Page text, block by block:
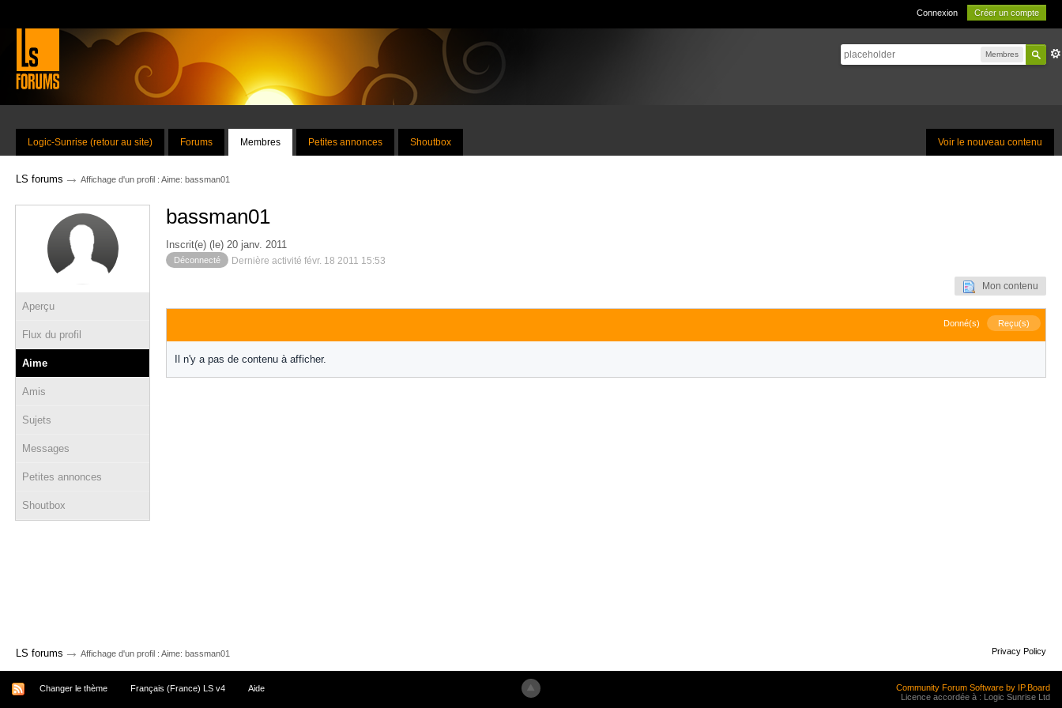
Connexion Créer un compte
Membres
Voir le nouveau contenu
Logic-Sunrise (retour au site) Forums Membres Petites annonces Shoutbox
LS forums → Affichage d'un profil : Aime: bassman01
Aperçu
Flux du profil
Aime
Amis
Sujets
Messages
Petites annonces
Shoutbox
bassman01
Inscrit(e) (le) 20 janv. 2011
Déconnecté Dernière activité févr. 18 2011 15:53
Mon contenu
Donné(s) Reçu(s)
Il n'y a pas de contenu à afficher.
LS forums → Affichage d'un profil : Aime: bassman01 Privacy Policy
Changer le thème Français (France) LS v4 Aide
Community Forum Software by IP.Board
Licence accordée à : Logic Sunrise Ltd